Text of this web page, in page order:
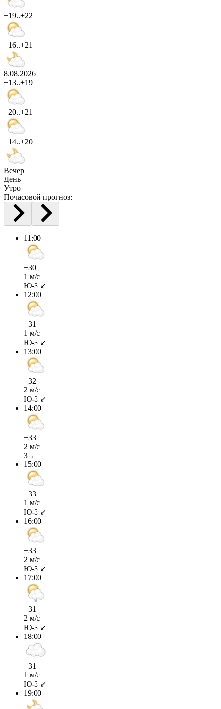
+19..+22
+16..+21
8.08.2026
+13..+19
+20..+21
+14..+20
Вечер
День
Утро
Почасовой прогноз:
11:00
+30
1 м/с
Ю-З ↙
12:00
+31
1 м/с
Ю-З ↙
13:00
+32
2 м/с
Ю-З ↙
14:00
+33
2 м/с
З ←
15:00
+33
1 м/с
Ю-З ↙
16:00
+33
2 м/с
Ю-З ↙
17:00
+31
2 м/с
Ю-З ↙
18:00
+31
1 м/с
Ю-З ↙
19:00